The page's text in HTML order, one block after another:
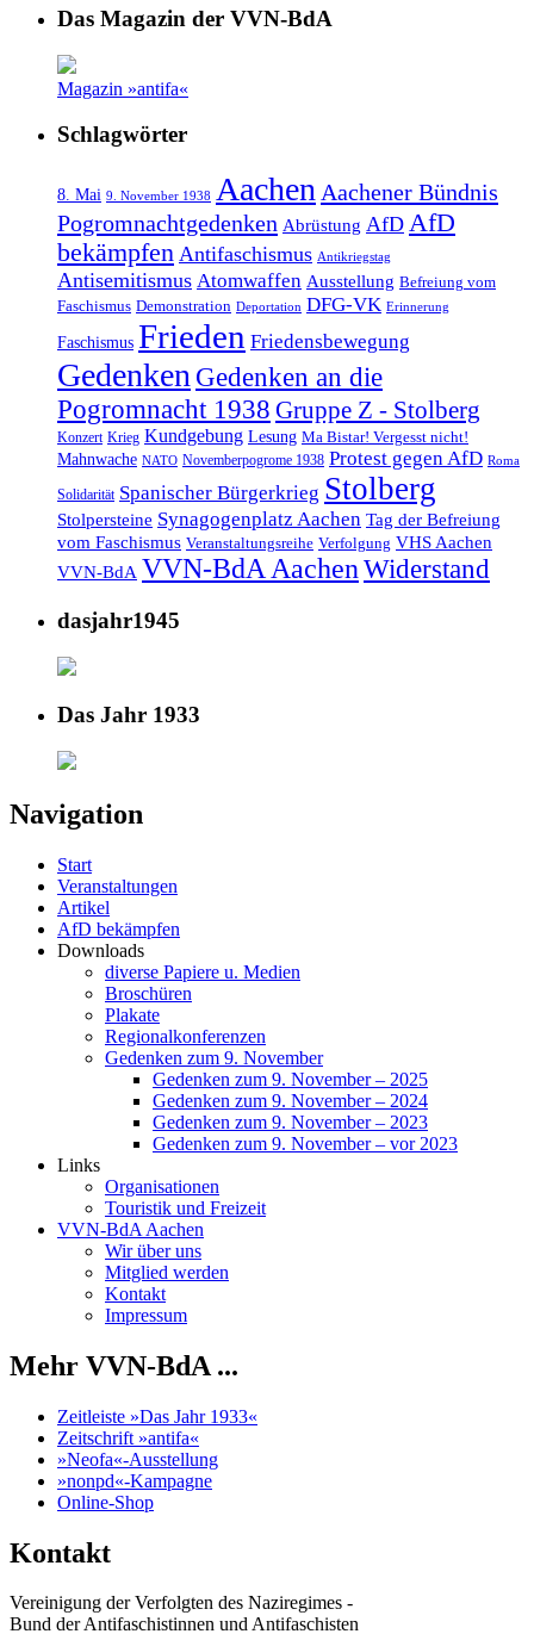
Das Magazin der VVN-BdA
Magazin »antifa«
Schlagwörter
8. Mai 9. November 1938 Aachen Aachener Bündnis
Pogromnachtgedenken Abrüstung AfD AfD
bekämpfen Antifaschismus Antikriegstag
Antisemitismus Atomwaffen Ausstellung Befreiung vom
Faschismus Demonstration Deportation DFG-VK Erinnerung
Faschismus Frieden Friedensbewegung
Gedenken Gedenken an die
Pogromnacht 1938 Gruppe Z - Stolberg
Konzert Krieg Kundgebung Lesung Ma Bistar! Vergesst nicht!
Mahnwache NATO Novemberpogrome 1938 Protest gegen AfD Roma
Solidarität Spanischer Bürgerkrieg Stolberg
Stolpersteine Synagogenplatz Aachen Tag der Befreiung
vom Faschismus Veranstaltungsreihe Verfolgung VHS Aachen
VVN-BdA VVN-BdA AachenWiderstand
dasjahr1945
Das Jahr 1933
Navigation
Start
Veranstaltungen
Artikel
AfD bekämpfen
Downloads
diverse Papiere u. Medien
Broschüren
Plakate
Regionalkonferenzen
Gedenken zum 9. November
Gedenken zum 9. November – 2025
Gedenken zum 9. November – 2024
Gedenken zum 9. November – 2023
Gedenken zum 9. November – vor 2023
Links
Organisationen
Touristik und Freizeit
VVN-BdA Aachen
Wir über uns
Mitglied werden
Kontakt
Impressum
Mehr VVN-BdA ...
Zeitleiste »Das Jahr 1933«
Zeitschrift »antifa«
»Neofa«-Ausstellung
»nonpd«-Kampagne
Online-Shop
Kontakt
Vereinigung der Verfolgten des Naziregimes -
Bund der Antifaschistinnen und Antifaschisten